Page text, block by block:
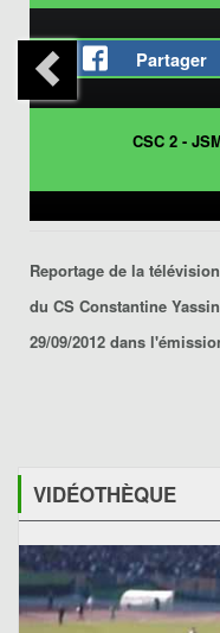
Partager
CSC 2 -
Reportage de la
du CS Constantine
29/09/2012 dans
VIDÉOTHÈQUE